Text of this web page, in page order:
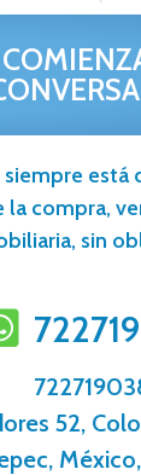
está
la compra,
sin
52,
México,